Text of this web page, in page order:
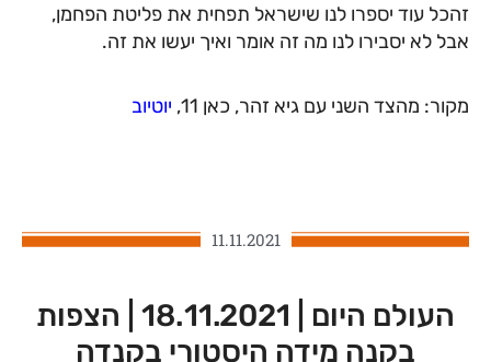
זהכל עוד יספרו לנו שישראל תפחית את פליטת הפחמן,
אבל לא יסבירו לנו מה זה אומר ואיך יעשו את זה.
מקור: מהצד השני עם גיא זהר, כאן 11, יוטיוב
11.11.2021
העולם היום | 18.11.2021 | הצפות
בקנה מידה היסטורי בקנדה